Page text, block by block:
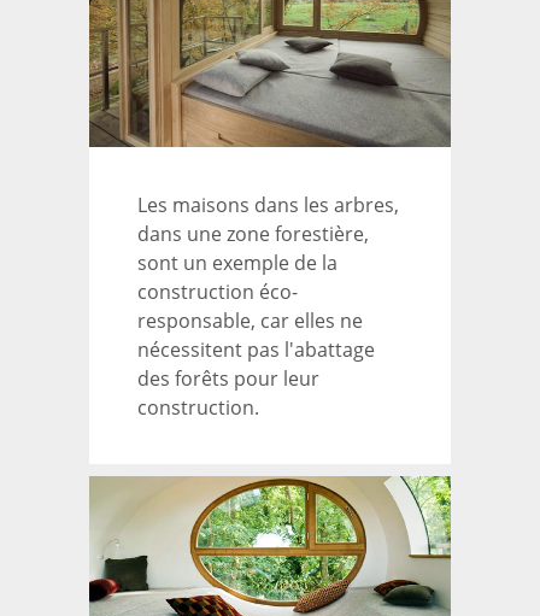
Les maisons dans les arbres,
dans une zone forestière,
sont un exemple de la
construction éco-
responsable, car elles ne
nécessitent pas l'abattage
des forêts pour leur
construction.